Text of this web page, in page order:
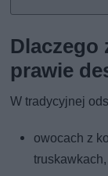
Dlaczego
prawie
W tradycyjnej
owocach z
truskawkach,